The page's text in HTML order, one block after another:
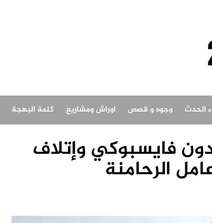
الحدث وجوه و قصص اوراش ومشاريع كلمة البهجة
فايسبوكي وإتلاف
الرحامنة